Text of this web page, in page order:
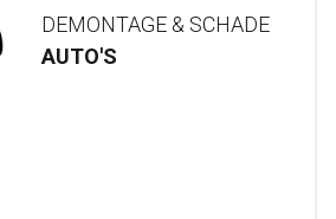
DEMONTAGE & SCHADE
AUTO'S